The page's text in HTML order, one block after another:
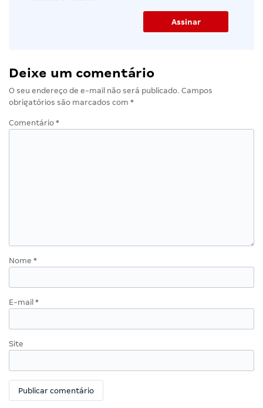
Deixe um comentário
O seu endereço de e-mail não será publicado. Campos
obrigatórios são marcados com *
Comentário *
Nome *
E-mail *
Site